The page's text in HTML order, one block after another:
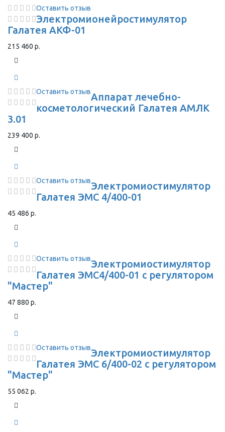
Оставить отзыв
Электромионейростимулятор
Галатея АКФ-01
215 460 р.
Оставить отзывАппарат лечебно-
косметологический Галатея АМЛК
3.01
239 400 р.
Оставить отзывЭлектромиостимулятор
Галатея ЭМС 4/400-01
45 486 р.
Оставить отзывЭлектромиостимулятор
Галатея ЭМС4/400-01 с регулятором
"Мастер"
47 880 р.
Оставить отзывЭлектромиостимулятор
Галатея ЭМС 6/400-02 с регулятором
"Мастер"
55 062 р.